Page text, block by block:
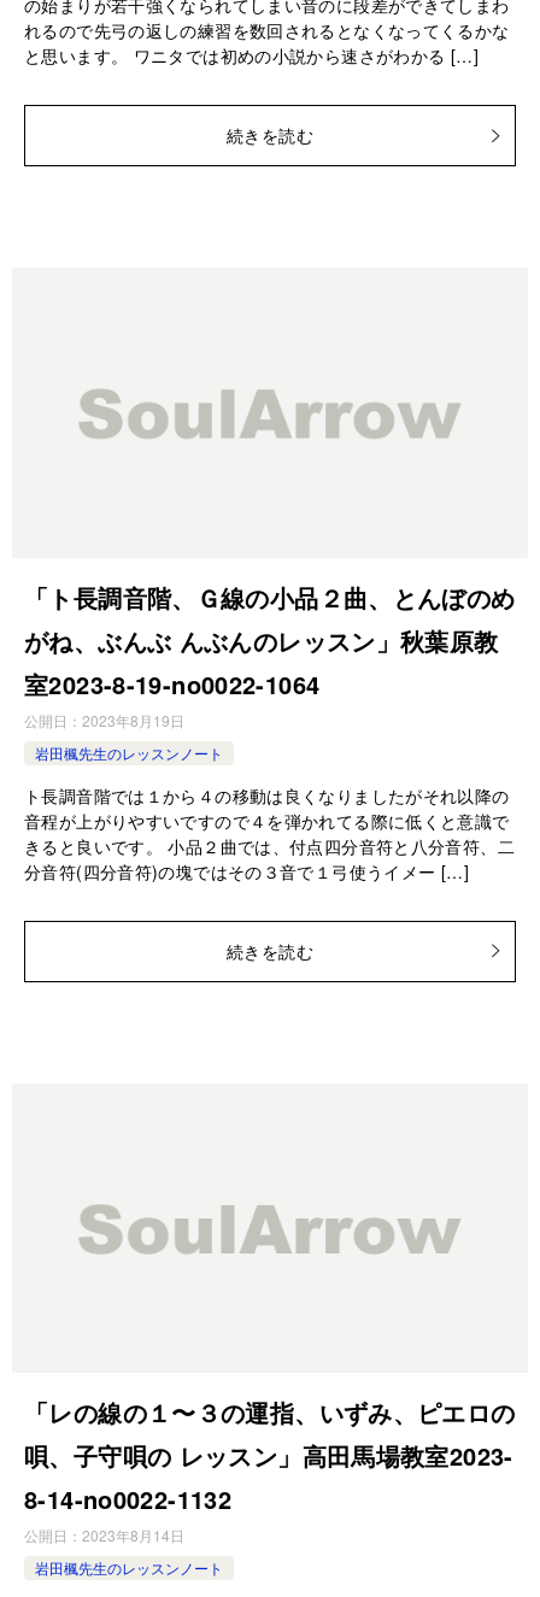
の始まりが若干強くなられてしまい音のに段差ができてしまわ
れるので先弓の返しの練習を数回されるとなくなってくるかな
と思います。 ワニタでは初めの小説から速さがわかる […]
続きを読む
「ト長調音階、Ｇ線の小品２曲、とんぼのめ
がね、ぶんぶ んぶんのレッスン」秋葉原教
室2023-8-19-no0022-1064
公開日： 2023年8月19日
岩田楓先生のレッスンノート
ト長調音階では１から４の移動は良くなりましたがそれ以降の
音程が上がりやすいですので４を弾かれてる際に低くと意識で
きると良いです。 小品２曲では、付点四分音符と八分音符、二
分音符(四分音符)の塊ではその３音で１弓使うイメー […]
続きを読む
「レの線の１〜３の運指、いずみ、ピエロの
唄、子守唄の レッスン」高田馬場教室2023-
8-14-no0022-1132
公開日： 2023年8月14日
岩田楓先生のレッスンノート